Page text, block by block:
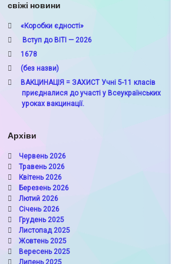
свіжі новини
«Коробки єдності»
Вступ до ВІТІ — 2026
1678
(без назви)
ВАКЦИНАЦІЯ = ЗАХИСТ Учні 5-11 класів
приєдналися до участі у Всеукраїнських
уроках вакцинації.
Архіви
Червень 2026
Травень 2026
Квітень 2026
Березень 2026
Лютий 2026
Січень 2026
Грудень 2025
Листопад 2025
Жовтень 2025
Вересень 2025